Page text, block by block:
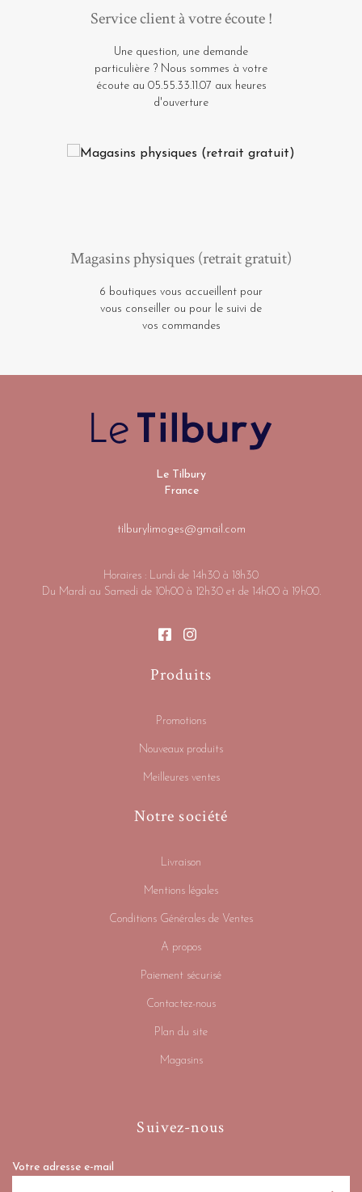
Service client à votre écoute !
Une question, une demande
particulière ? Nous sommes à votre
écoute au 05.55.33.11.07 aux heures
d'ouverture
Magasins physiques (retrait gratuit)
6 boutiques vous accueillent pour
vous conseiller ou pour le suivi de
vos commandes
Le Tilbury
France
tilburylimoges@gmail.com
Horaires : Lundi de 14h30 à 18h30
Du Mardi au Samedi de 10h00 à 12h30 et de 14h00 à 19h00.
Produits
Promotions
Nouveaux produits
Meilleures ventes
Notre société
Livraison
Mentions légales
Conditions Générales de Ventes
A propos
Paiement sécurisé
Contactez-nous
Plan du site
Magasins
Suivez-nous
Votre adresse e-mail